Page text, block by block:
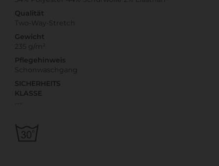
Qualität
Two-Way-Stretch
Gewicht
235 g/m²
Pflegehinweis
Schonwaschgang
SICHERHEITS
KLASSE